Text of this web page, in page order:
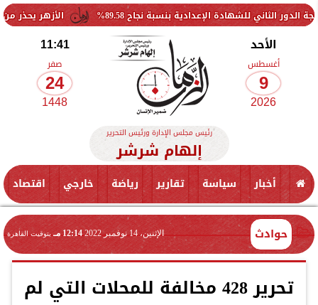
الأزهر يحذر من التباهي الإعدادية بنسبة نجاح 89.58%
الأحد
أغسطس
9
2026
11:41
صفر
24
1448
رئيس مجلس الإدارة ورئيس التحرير
إلهام شرشر
أخبار سياسة تقارير رياضة خارجي اقتصاد
حوادث الإثنين، 14 نوفمبر 2022 12:14 مـ بتوقيت القاهرة
تحرير 428 مخالفة للمحلات التي لم